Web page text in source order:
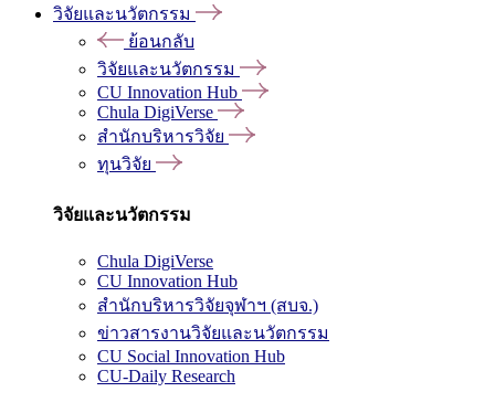
วิจัยและนวัตกรรม
ย้อนกลับ
วิจัยและนวัตกรรม
CU Innovation Hub
Chula DigiVerse
สำนักบริหารวิจัย
ทุนวิจัย
วิจัยและนวัตกรรม
Chula DigiVerse
CU Innovation Hub
สำนักบริหารวิจัยจุฬาฯ (สบจ.)
ข่าวสารงานวิจัยและนวัตกรรม
CU Social Innovation Hub
CU-Daily Research